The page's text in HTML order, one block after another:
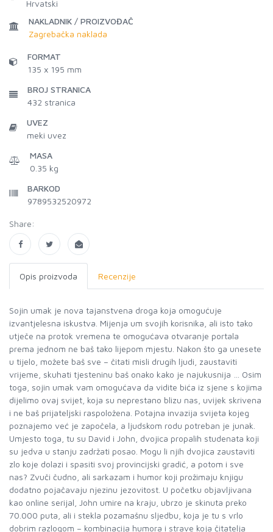
Hrvatski
NAKLADNIK / PROIZVOĐAČ
Zagrebačka naklada
FORMAT
135 x 195 mm
BROJ STRANICA
432 stranica
UVEZ
meki uvez
MASA
0.35 kg
BARKOD
9789532520972
Share:
Opis proizvoda Recenzije
Sojin umak je nova tajanstvena droga koja omogućuje
izvantjelesna iskustva. Mijenja um svojih korisnika, ali isto tako
utječe na protok vremena te omogućava otvaranje portala
prema jednom ne baš tako lijepom mjestu. Nakon što ga unesete
u tijelo, možete baš sve – čitati misli drugih ljudi, zaustaviti
vrijeme, skuhati tjesteninu baš onako kako je najukusnija … Osim
toga, sojin umak vam omogućava da vidite bića iz sjene s kojima
dijelimo ovaj svijet, koja su neprestano blizu nas, uvijek skrivena
i ne baš prijateljski raspoložena. Potajna invazija svijeta kojeg
poznajemo već je započela, a ljudskom rodu potreban je junak.
Umjesto toga, tu su David i John, dvojica propalih studenata koji
su jedva u stanju zadržati posao. Mogu li njih dvojica zaustaviti
zlo koje dolazi i spasiti svoj provincijski gradić, a potom i sve
nas? Zvuči čudno, ali sarkazam i humor koji prožimaju knjigu
dodatno pojačavaju njezinu jezovitost. U početku objavljivana
kao online serijal, John umire na kraju, ubrzo je skinuta preko
70.000 puta, ali i stekla pozamašnu sljedbu, koja je tu s vrlo
dobrim razlogom – kombinacija humora i strave koja čitatelja